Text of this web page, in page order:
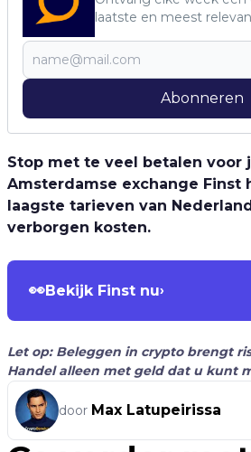
laatste en meest
Abonneren
Stop met te veel betalen voor
Amsterdamse exchange Finst
laagste tarieven van
verborgen kosten.
👀Bekijk Finst nu›
Let op: Beleggen in crypto brengt
Handel alleen met geld dat u kunt
door Max Latupeirissa